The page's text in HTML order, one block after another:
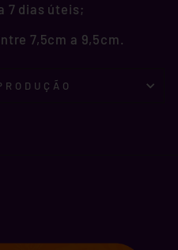
7 dias úteis;
7,5cm a 9,5cm.